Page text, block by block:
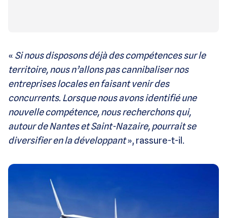
« Si nous disposons déjà des compétences sur le
territoire, nous n’allons pas cannibaliser nos
entreprises locales en faisant venir des
concurrents. Lorsque nous avons identifié une
nouvelle compétence, nous recherchons qui,
autour de Nantes et Saint-Nazaire, pourrait se
diversifier en la développant», rassure-t-il.